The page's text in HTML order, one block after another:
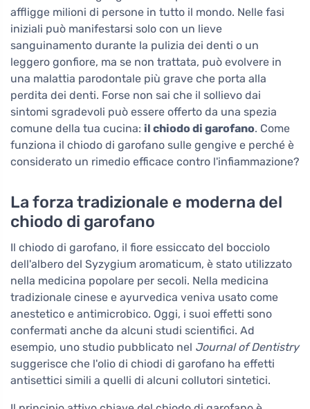
affligge milioni di persone in tutto il mondo. Nelle fasi
iniziali può manifestarsi solo con un lieve
sanguinamento durante la pulizia dei denti o un
leggero gonfiore, ma se non trattata, può evolvere in
una malattia parodontale più grave che porta alla
perdita dei denti. Forse non sai che il sollievo dai
sintomi sgradevoli può essere offerto da una spezia
comune della tua cucina: il chiodo di garofano. Come
funziona il chiodo di garofano sulle gengive e perché è
considerato un rimedio efficace contro l'infiammazione?
La forza tradizionale e moderna del
chiodo di garofano
Il chiodo di garofano, il fiore essiccato del bocciolo
dell'albero del Syzygium aromaticum, è stato utilizzato
nella medicina popolare per secoli. Nella medicina
tradizionale cinese e ayurvedica veniva usato come
anestetico e antimicrobico. Oggi, i suoi effetti sono
confermati anche da alcuni studi scientifici. Ad
esempio, uno studio pubblicato nel Journal of Dentistry
suggerisce che l'olio di chiodi di garofano ha effetti
antisettici simili a quelli di alcuni collutori sintetici.